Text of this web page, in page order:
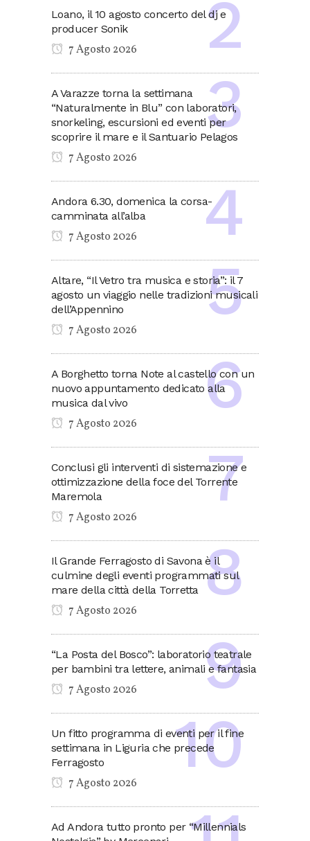
Loano, il 10 agosto concerto del dj e
producer Sonik
7 Agosto 2026
A Varazze torna la settimana
“Naturalmente in Blu” con laboratori,
snorkeling, escursioni ed eventi per
scoprire il mare e il Santuario Pelagos
7 Agosto 2026
Andora 6.30, domenica la corsa-
camminata all’alba
7 Agosto 2026
Altare, “Il Vetro tra musica e storia”: il 7
agosto un viaggio nelle tradizioni musicali
dell’Appennino
7 Agosto 2026
A Borghetto torna Note al castello con un
nuovo appuntamento dedicato alla
musica dal vivo
7 Agosto 2026
Conclusi gli interventi di sistemazione e
ottimizzazione della foce del Torrente
Maremola
7 Agosto 2026
Il Grande Ferragosto di Savona è il
culmine degli eventi programmati sul
mare della città della Torretta
7 Agosto 2026
“La Posta del Bosco”: laboratorio teatrale
per bambini tra lettere, animali e fantasia
7 Agosto 2026
Un fitto programma di eventi per il fine
settimana in Liguria che precede
Ferragosto
7 Agosto 2026
Ad Andora tutto pronto per “Millennials